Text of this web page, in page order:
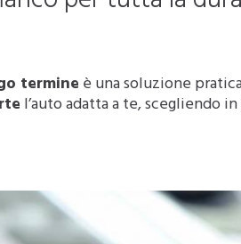
termine è una soluzione
l’auto adatta a te, scegliendo